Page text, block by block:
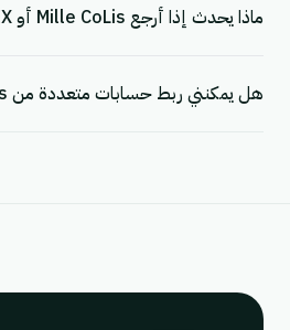
ماذا يحدث إذا أرجع Mille CoLis أو FastEX خطأً؟
هل يمكنني ربط حسابات متعددة من Mille CoLis و FastEX؟